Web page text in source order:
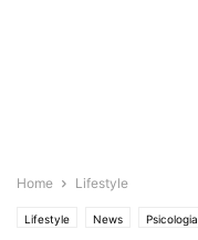
Home Lifestyle
Lifestyle News Psicologia